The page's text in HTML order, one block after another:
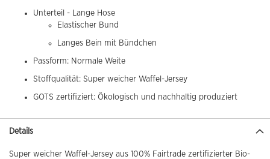
Unterteil - Lange Hose
Elastischer Bund
Langes Bein mit Bündchen
Passform: Normale Weite
Stoffqualität: Super weicher Waffel-Jersey
GOTS zertifiziert: Ökologisch und nachhaltig produziert
Details
Super weicher Waffel-Jersey aus 100% Fairtrade zertifizierter Bio-